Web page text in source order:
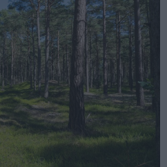
over, hvornår
forskellige steder i